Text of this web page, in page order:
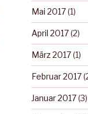
Mai 2017(1)
April 2017(2)
März 2017(1)
Februar 2017
Januar 2017(3)